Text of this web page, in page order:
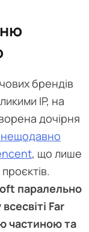
брендів
IP, на
дочірня
нещодавно
, що лише
паралельно
Far
частиною та